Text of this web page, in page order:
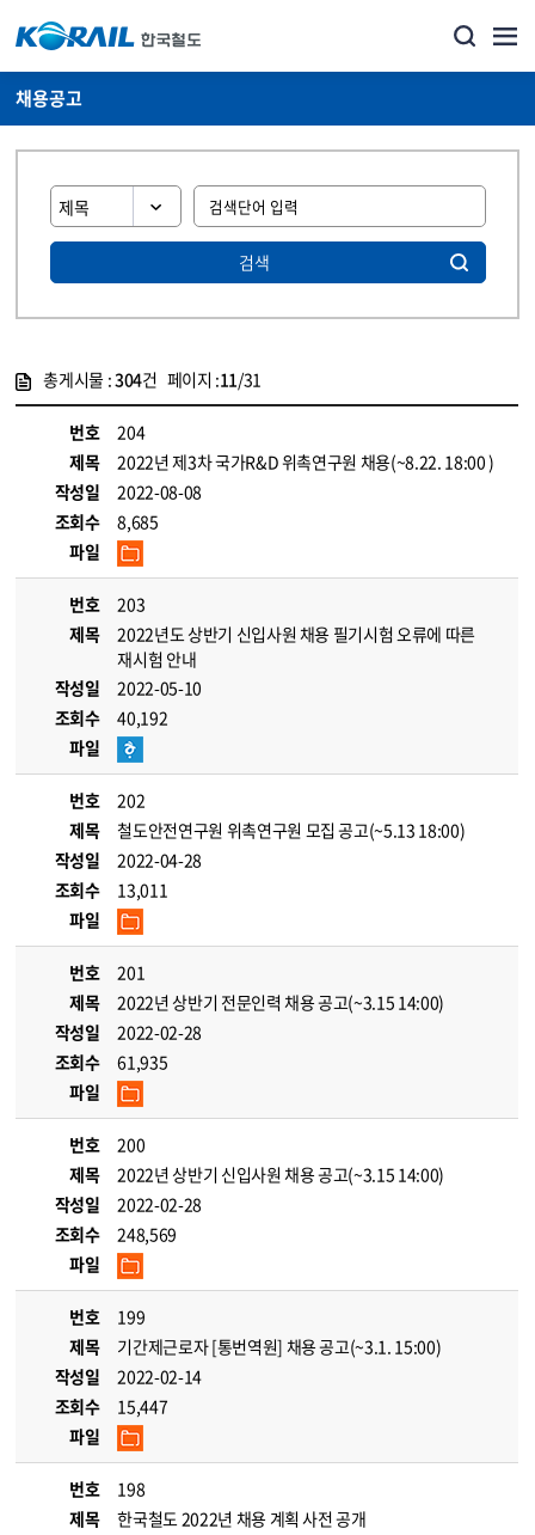
채용공고
검색
총게시물 :304건 페이지 :11/31
번호
204
제목
2022년 제3차 국가R&D 위촉연구원 채용(~8.22. 18:00 )
작성일
2022-08-08
조회수
8,685
파일
번호
203
제목
2022년도 상반기 신입사원 채용 필기시험 오류에 따른
재시험 안내
작성일
2022-05-10
조회수
40,192
파일
번호
202
제목
철도안전연구원 위촉연구원 모집 공고(~5.13 18:00)
작성일
2022-04-28
조회수
13,011
파일
번호
201
제목
2022년 상반기 전문인력 채용 공고(~3.15 14:00)
작성일
2022-02-28
조회수
61,935
파일
번호
200
제목
2022년 상반기 신입사원 채용 공고(~3.15 14:00)
작성일
2022-02-28
조회수
248,569
파일
번호
199
제목
기간제근로자 [통번역원] 채용 공고(~3.1. 15:00)
작성일
2022-02-14
조회수
15,447
파일
번호
198
제목
한국철도 2022년 채용 계획 사전 공개